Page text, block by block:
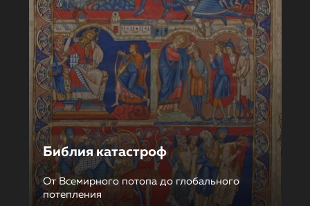
Библия катастроф
От Всемирного потопа до глобального
потепления